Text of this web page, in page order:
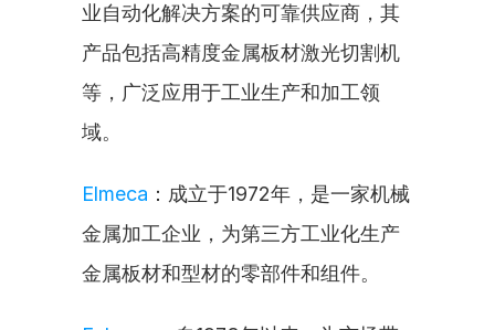
业自动化解决方案的可靠供应商，其
产品包括高精度金属板材激光切割机
等，广泛应用于工业生产和加工领
域。
Elmeca ：成立于1972年，是一家机械
金属加工企业，为第三方工业化生产
金属板材和型材的零部件和组件。